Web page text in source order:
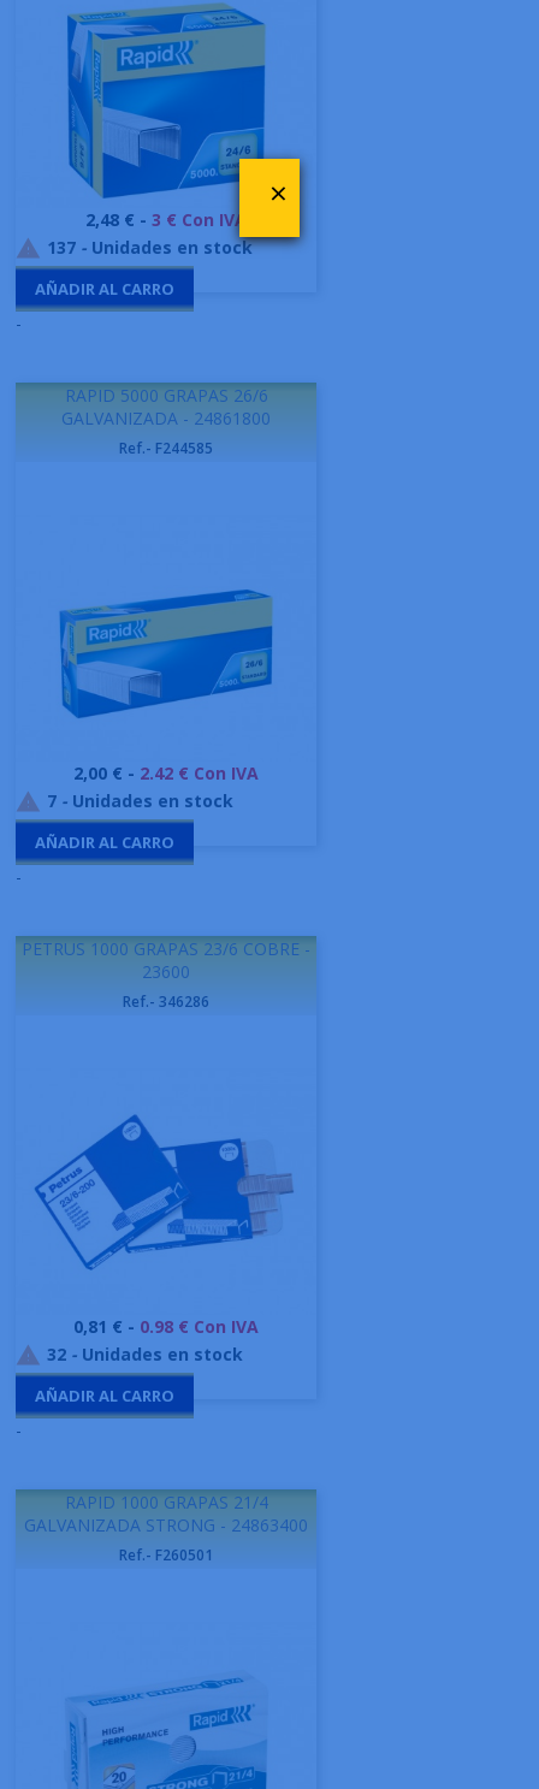
Precio
2,48 € - 3 € Con IVA
 137 - Unidades en stock
AÑADIR AL CARRO
-
RAPID 5000 GRAPAS 26/6
GALVANIZADA - 24861800
Ref.- F244585
Precio
2,00 € - 2.42 € Con IVA
 7 - Unidades en stock
AÑADIR AL CARRO
-
PETRUS 1000 GRAPAS 23/6 COBRE -
23600
Ref.- 346286
Precio
0,81 € - 0.98 € Con IVA
 32 - Unidades en stock
AÑADIR AL CARRO
-
RAPID 1000 GRAPAS 21/4
GALVANIZADA STRONG - 24863400
Ref.- F260501
×